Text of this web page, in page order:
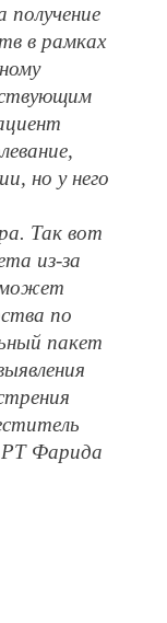
в рамках
но у него
Так вот
из-за
может
по
пакет
РТ Фарида